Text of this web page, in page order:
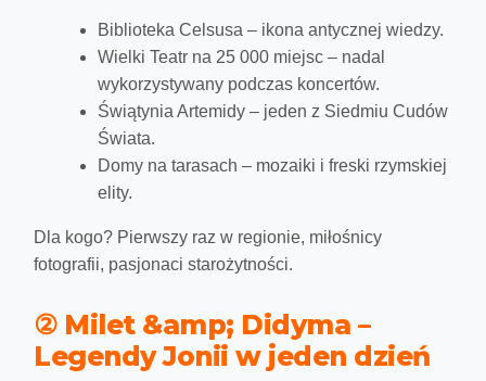
Biblioteka Celsusa – ikona antycznej wiedzy.
Wielki Teatr na 25 000 miejsc – nadal
wykorzystywany podczas koncertów.
Świątynia Artemidy – jeden z Siedmiu Cudów
Świata.
Domy na tarasach – mozaiki i freski rzymskiej
elity.
Dla kogo? Pierwszy raz w regionie, miłośnicy
fotografii, pasjonaci starożytności.
② Milet &amp; Didyma –
Legendy Jonii w jeden dzień